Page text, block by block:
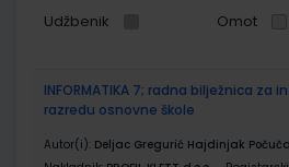
Udžbenik Omot
INFORMATIKA 7; radna bilježnica
razredu osnovne škole
Autor(i): Deljac Gregurić Hajdinjak